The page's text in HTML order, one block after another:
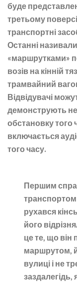
буде
третьому
транспортні
Останні
«маршрутками»
возів на кінній
трамвайний
Відвідувачі
демонструють не
обстановку того
включається
того часу.
Першим
транспортом
рухався
його
це те, що він
маршрутом,
вулиці і не
заздалегідь,